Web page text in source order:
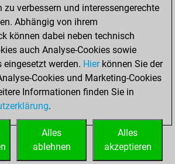
0
siebten
0
zu verbessern und interessengerechte
Abhängig von ihrem
können dabei neben technisch
auch Analyse-Cookies sowie
eingesetzt werden. Hierkönnen Sie der
Cookies und Marketing-Cookies
Informationen finden Sie in
.
Alles
akzeptieren
Alles
ablehnen